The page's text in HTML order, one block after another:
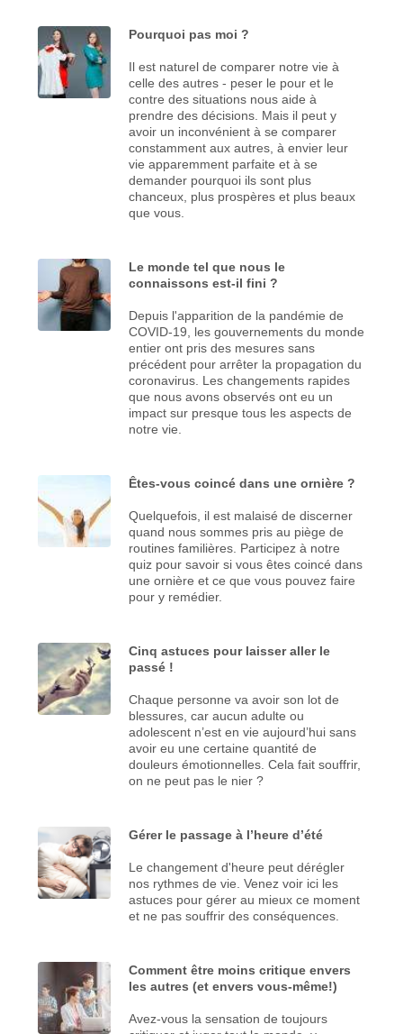
Pourquoi pas moi ?
Il est naturel de comparer notre vie à
celle des autres - peser le pour et le
contre des situations nous aide à
prendre des décisions. Mais il peut y
avoir un inconvénient à se comparer
constamment aux autres, à envier leur
vie apparemment parfaite et à se
demander pourquoi ils sont plus
chanceux, plus prospères et plus beaux
que vous.
Le monde tel que nous le
connaissons est-il fini ?
Depuis l'apparition de la pandémie de
COVID-19, les gouvernements du monde
entier ont pris des mesures sans
précédent pour arrêter la propagation du
coronavirus. Les changements rapides
que nous avons observés ont eu un
impact sur presque tous les aspects de
notre vie.
Êtes-vous coincé dans une ornière ?
Quelquefois, il est malaisé de discerner
quand nous sommes pris au piège de
routines familières. Participez à notre
quiz pour savoir si vous êtes coincé dans
une ornière et ce que vous pouvez faire
pour y remédier.
Cinq astuces pour laisser aller le
passé !
Chaque personne va avoir son lot de
blessures, car aucun adulte ou
adolescent n’est en vie aujourd’hui sans
avoir eu une certaine quantité de
douleurs émotionnelles. Cela fait souffrir,
on ne peut pas le nier ?
Gérer le passage à l’heure d’été
Le changement d'heure peut dérégler
nos rythmes de vie. Venez voir ici les
astuces pour gérer au mieux ce moment
et ne pas souffrir des conséquences.
Comment être moins critique envers
les autres (et envers vous-même!)
Avez-vous la sensation de toujours